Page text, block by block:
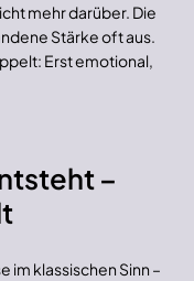
mehr darüber. Die
Stärke oft aus.
Erst emotional,
–
im klassischen Sinn –